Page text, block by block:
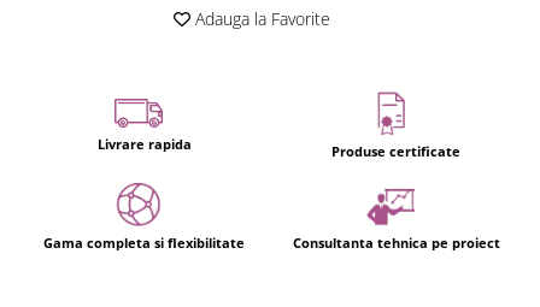
Usi glisante automate
Componente usi glisante manuale
Usi glisant-telescopice
Pereti amovibili
Adauga la Favorite
Livrare rapida Produse certificate
Gama completa si flexibilitate Consultanta tehnica pe proiect